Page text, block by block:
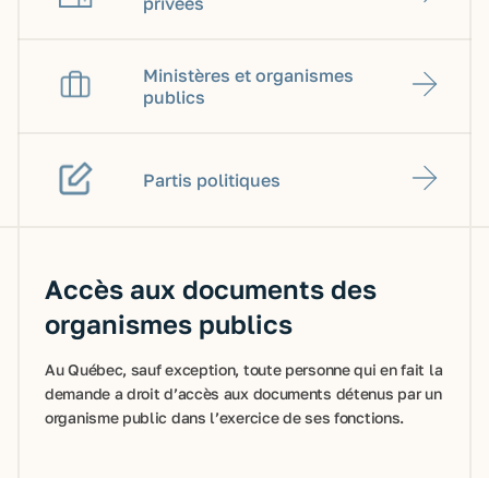
Ministères et organismes
publics
Partis politiques
Accès aux documents des
organismes publics
Au Québec, sauf exception, toute personne qui en fait la
demande a droit d’accès aux documents détenus par un
organisme public dans l’exercice de ses fonctions.